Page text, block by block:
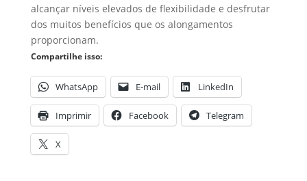
alcançar níveis elevados de flexibilidade e desfrutar
dos muitos benefícios que os alongamentos
proporcionam.
Compartilhe isso:
WhatsApp E-mail LinkedIn
Imprimir Facebook Telegram
X